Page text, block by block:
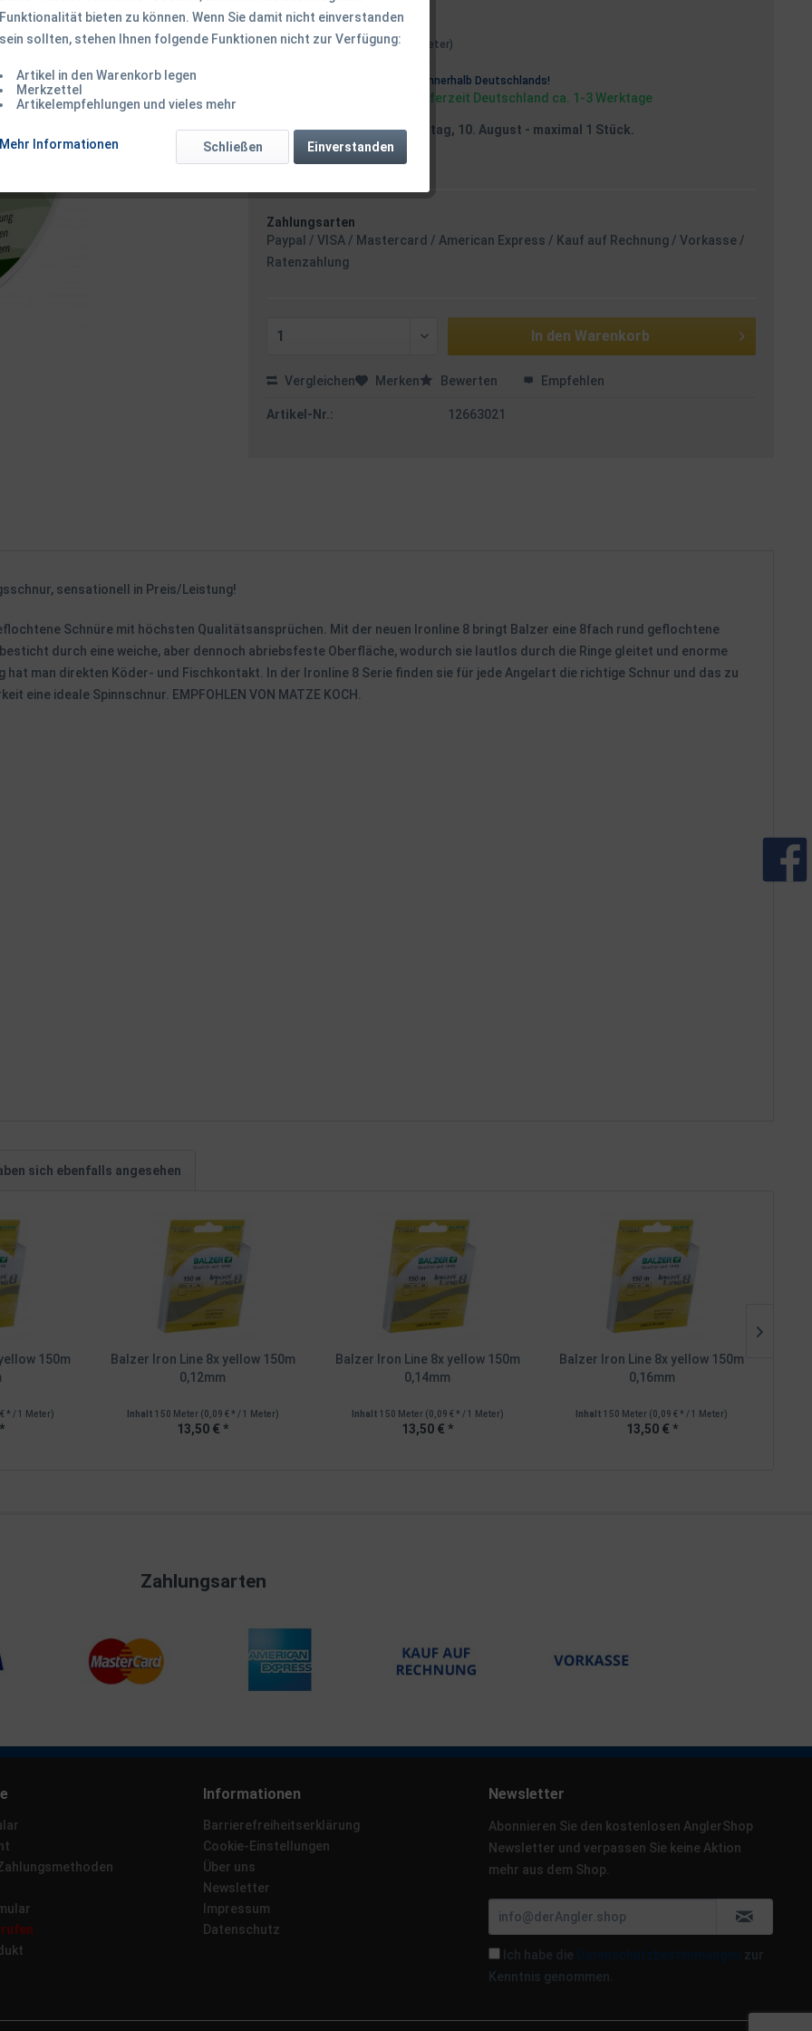
13,50 € *
Inhalt:150 Meter (0,09 € * / 1 Meter)
innerhalb Deutschlands!
Sofort versandfertig, Lieferzeit Deutschland ca. 1-3 Werktage
Versand am Montag, 10. August - maximal 1 Stück.
Zahlungsarten
Paypal / VISA / Mastercard / American Express / Kauf auf Rechnung / Vorkasse /
Ratenzahlung
In den Warenkorb
Vergleichen Merken Bewerten Empfehlen
Artikel-Nr.: 12663021
sensationell in Preis/Leistung!
Schnüre mit höchsten Qualitätsansprüchen. Mit der neuen Ironline 8 bringt Balzer eine 8fach rund geflochtene
durch eine weiche, aber dennoch abriebsfeste Oberfläche, wodurch sie lautlos durch die Ringe gleitet und enorme
man direkten Köder- und Fischkontakt. In der Ironline 8 Serie finden sie für jede Angelart die richtige Schnur und das zu
ideale Spinnschnur. EMPFOHLEN VON MATZE KOCH.
sich ebenfalls angesehen
150m
* / 1 Meter)
Balzer Iron Line 8x yellow 150m
0,12mm
Inhalt 150 Meter (0,09 € * / 1 Meter)
13,50 € *
Balzer Iron Line 8x yellow 150m
0,14mm
Inhalt 150 Meter (0,09 € * / 1 Meter)
13,50 € *
Balzer Iron Line 8x yellow 150m
0,16mm
Inhalt150 Meter (0,09 € * / 1 Meter)
13,50 € *
Zahlungsarten
Informationen
Barrierefreiheitserklärung
Cookie-Einstellungen
Über uns
Newsletter
Impressum
Datenschutz
Newsletter
Abonnieren Sie den kostenlosen AnglerShop
Newsletter und verpassen Sie keine Aktion
mehr aus dem Shop.
Ich habe die Datenschutzbestimmungen zur
Kenntnis genommen.
Funktionalität bieten zu können. Wenn Sie damit nicht einverstanden
sein sollten, stehen Ihnen folgende Funktionen nicht zur Verfügung:
Artikel in den Warenkorb legen
Merkzettel
Artikelempfehlungen und vieles mehr
Mehr Informationen Einverstanden
Schließen